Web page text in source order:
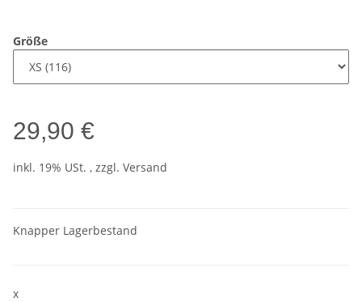
Größe
29,90 €
inkl. 19% USt. , zzgl. Versand
Knapper Lagerbestand
x